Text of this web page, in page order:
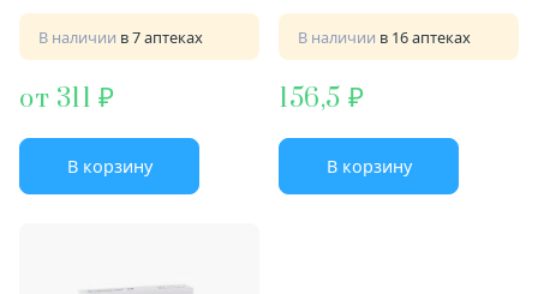
В наличии в 7 аптеках
от 311
В корзину
В наличии в 16 аптеках
156,5
В корзину